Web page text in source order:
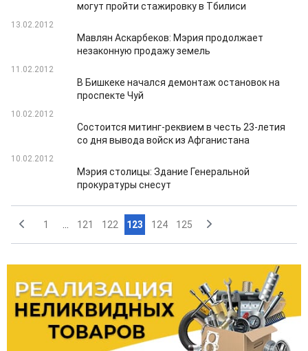
могут пройти стажировку в Тбилиси
13.02.2012
Мавлян Аскарбеков: Мэрия продолжает
незаконную продажу земель
11.02.2012
В Бишкеке начался демонтаж остановок на
проспекте Чуй
10.02.2012
Состоится митинг-реквием в честь 23-летия
со дня вывода войск из Афганистана
10.02.2012
Мэрия столицы: Здание Генеральной
прокуратуры снесут
1 121 122 123 124 125